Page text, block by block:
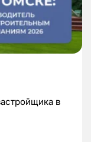
в